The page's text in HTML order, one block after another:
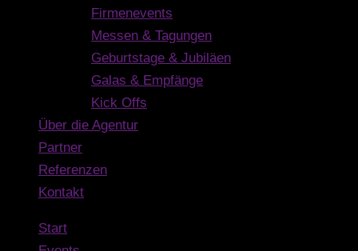
Firmenevents
Messen & Tagungen
Geburtstage & Jubiläen
Galas & Empfänge
Kick Offs
Über die Agentur
Partner
Referenzen
Kontakt
Start